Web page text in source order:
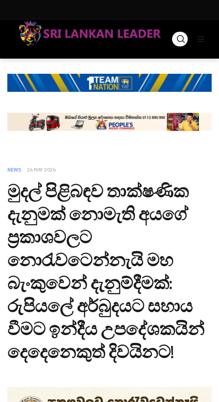
NEWS 26 MAY 2026
මුදල් පිළිබඳව තාක්ෂණික
දැනුමක් නොමැති අයගේ
ප්‍රකාශවලට
නොරැවටෙන්නැයි මහ
බැංකුවෙන් දැනුම්දීමක්:
රුපියලේ අර්බුදයට සහාය
වීමට ඉන්දීය උපදේශකයින්
දෙදෙනෙකුත් දිවයිනට!